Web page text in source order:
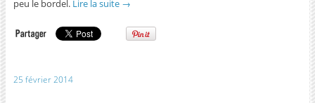
peu le bordel. Lire la suite →
25 février 2014